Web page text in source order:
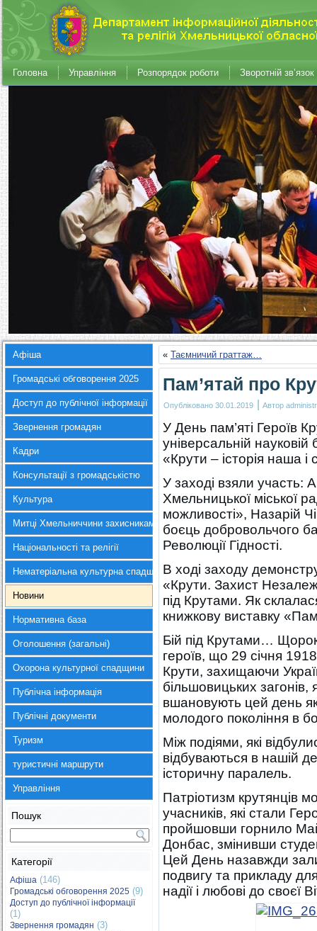
Головна Управління Розпорядок роботи Зворотній зв’язок
Афіша
Громадські обговорення 2025
Доступ до публічної інформації
Звернення громадян
Кадри
Консультації з громадськістю
Культура
Митці Хмельниччини захисникам України
Національності та релігії
Нематеріальна культурна спадщина
Новини
Нормативна база
Оголошення (загальні)
Охорона культурної спадщини
Публічна інформація
Публічні документи
Туризм
туристичні маршрути
Управління
Пошук
Категорії
Афіша (146)
Громадські обговорення 2025 (9)
Доступ до публічної інформації
(1)
Звернення громадян (3)
« Таємничий граттаж…
Пам’ятай про
Опубліковано 30.01.2019 | Автор
У День пам’яті Героїв
універсальній науковій
«Крути – історія наша і
У заході взяли участь:
Хмельницької міської
можливості», Назарій
боєць добровольчого
Революції Гідності.
В ході заходу
«Крути. Захист
під Крутами. Як
книжкову виставку
Бій під Крутами…
героїв, що 29 січня
Крути, захищаючи
більшовицьких загонів,
вшановують цей день
молодого покоління в
Між подіями, які
відбуваються в нашій
історичну паралель.
Патріотизм крутянців
учасників, які стали
пройшовши горнило
Донбас, змінивши
Цей День назавжди
подвигу та прикладу
надії і любові до своєї